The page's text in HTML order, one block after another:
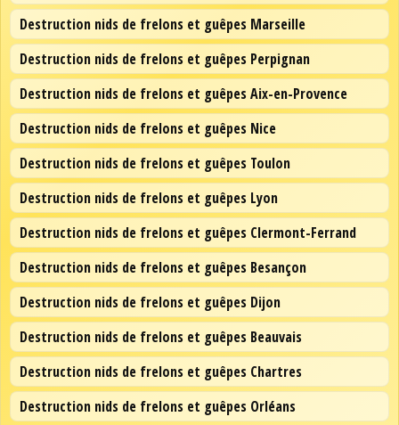
Destruction nids de frelons et guêpes Marseille
Destruction nids de frelons et guêpes Perpignan
Destruction nids de frelons et guêpes Aix-en-Provence
Destruction nids de frelons et guêpes Nice
Destruction nids de frelons et guêpes Toulon
Destruction nids de frelons et guêpes Lyon
Destruction nids de frelons et guêpes Clermont-Ferrand
Destruction nids de frelons et guêpes Besançon
Destruction nids de frelons et guêpes Dijon
Destruction nids de frelons et guêpes Beauvais
Destruction nids de frelons et guêpes Chartres
Destruction nids de frelons et guêpes Orléans